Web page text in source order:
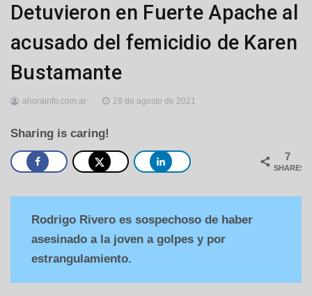
Policiales
y
Detuvieron en Fuerte Apache al
acusado del femicidio de Karen
Bustamante
ahorainfo.com.ar 28 de agosto de 2021
Sharing is caring!
7
SHARES
Rodrigo Rivero es sospechoso de haber
asesinado a la joven a golpes y por
estrangulamiento.